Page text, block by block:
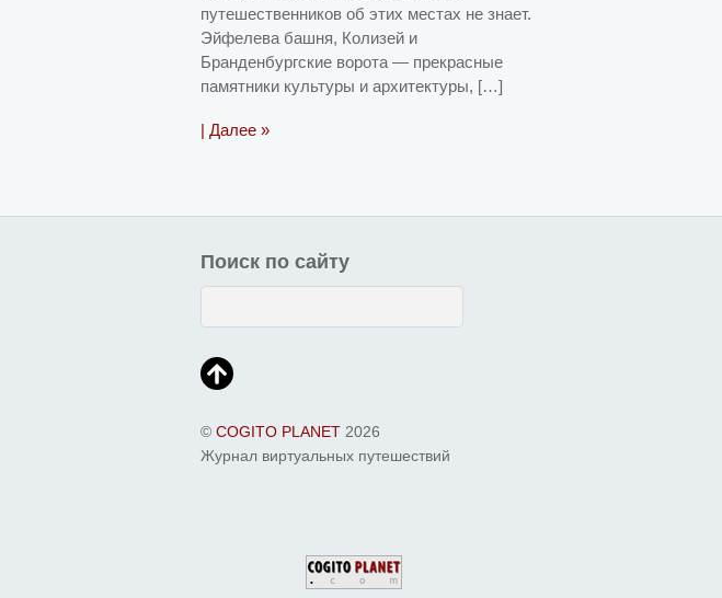
путешественников об этих местах не знает.
Эйфелева башня, Колизей и
Бранденбургские ворота — прекрасные
памятники культуры и архитектуры, […]
| Далее »
Поиск по сайту
© COGITO PLANET 2026
Журнал виртуальных путешествий